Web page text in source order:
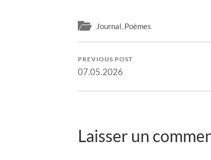
Journal, Poèmes
PREVIOUS POST
07.05.2026
Laisser un